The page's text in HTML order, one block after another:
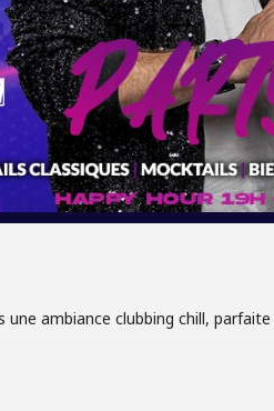
une ambiance clubbing chill,